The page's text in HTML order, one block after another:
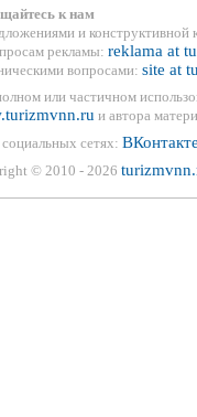
к нам
и конструктивной
рекламы: reklama at
вопросами: site at
или частичном
и автора
сетях:
© 2010 - 2026